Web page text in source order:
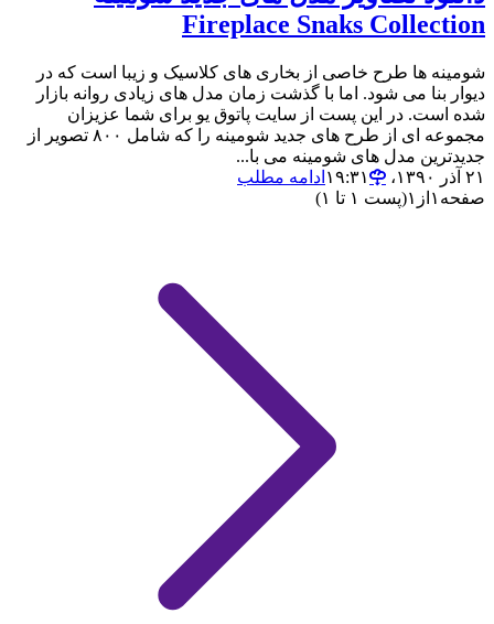
Fireplace Snaks Collection
شومینه ها طرح خاصی از بخاری های کلاسیک و زیبا است که در
دیوار بنا می شود. اما با گذشت زمان مدل های زیادی روانه بازار
شده است. در این پست از سایت پاتوق یو برای شما عزیزان
مجموعه ای از طرح های جدید شومینه را که شامل ۸۰۰ تصویر از
جدیدترین مدل های شومینه می با...
۲۱ آذر ۱۳۹۰،‏ ۱۹:۳۱
ادامه مطلب
صفحه ۱ از ۱(پست ۱ تا ۱)